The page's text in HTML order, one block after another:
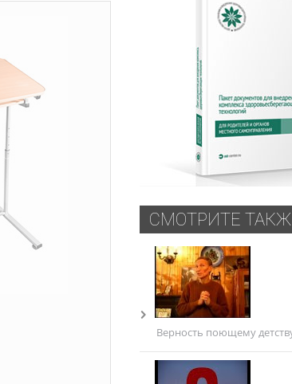
СМОТРИТЕ
Верность поющему